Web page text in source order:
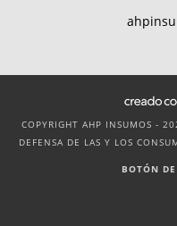
COPYRIGHT AHP INSUMOS -
DEFENSA DE LAS Y LOS
BOTÓN